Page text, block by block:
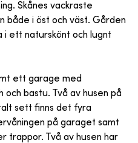
Skånes vackraste
både i öst och väst. Gården
i ett naturskönt och lugnt
ett garage med
bastu. Två av husen på
sett finns det fyra
på garaget samt
trappor. Två av husen har